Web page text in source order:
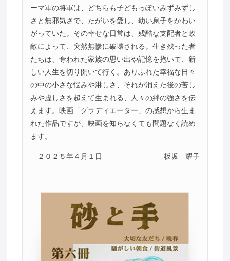
ーマ軍の将軍は、どちらも子どもっぽいみずみずし
さと無邪気さで、たがいを愛し、幼い息子をかわい
がっていた。その幸せな日常は、残酷な支配者と政
敵によって、突然無惨に破壊される。生き残った者
たちは、奪われた家族の思い出や記憶を抱いて、新
しい人生を切り開いて行く。ありふれた幸福な日々
の中の小さな悩みや淋しさ、それが消えた後の苦し
みや虚しさを超えて生まれる、人々の絆の強さを伝
えます。映画「グラディエーター」の感想から生ま
れた作品ですが、映画を知らなくても問題なく読め
ます。
２０２５年４月１日 板坂 耀子